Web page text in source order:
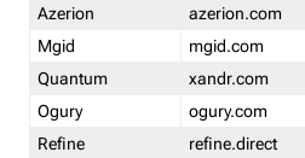
Azerion
azerion.com
Mgid
mgid.com
Quantum
xandr.com
Ogury
ogury.com
Refine
refine.direct